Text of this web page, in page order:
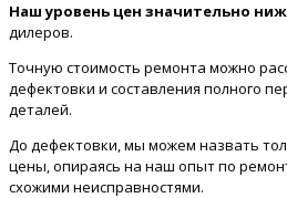
Наш уровень цен значительно
дилеров.
Точную стоимость ремонта можно
дефектовки и составления полного
деталей.
До дефектовки, мы можем назвать
цены, опираясь на наш опыт по
схожими неисправностями.